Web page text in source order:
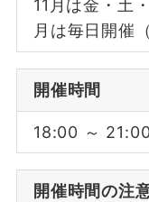
11月は金・土
月は毎日開催
開催時間
18:00 ～ 21:00
開催時間の注